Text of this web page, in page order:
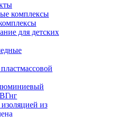
комплексы
для детских
из